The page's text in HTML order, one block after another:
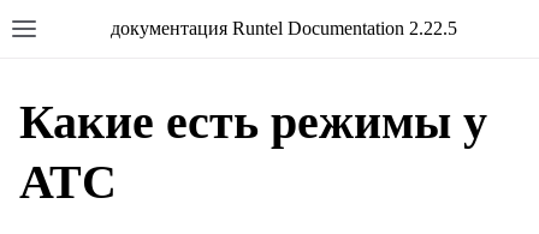
документация Runtel Documentation 2.22.5
Какие есть режимы у
АТС